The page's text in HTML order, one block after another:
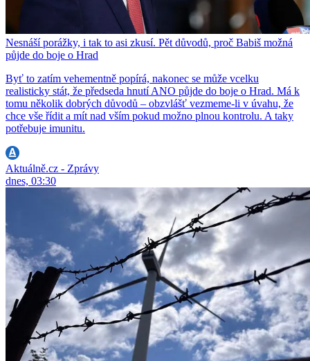
Nesnáší porážky, i tak to asi zkusí. Pět důvodů, proč Babiš možná
půjde do boje o Hrad
Byť to zatím vehementně popírá, nakonec se může vcelku
realisticky stát, že předseda hnutí ANO půjde do boje o Hrad. Má k
tomu několik dobrých důvodů – obzvlášť vezmeme-li v úvahu, že
chce vše řídit a mít nad vším pokud možno plnou kontrolu. A taky
potřebuje imunitu.
Aktuálně.cz - Zprávy
dnes, 03:30